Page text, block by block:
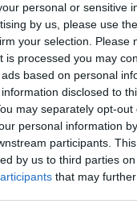
personal or sensitive
by us, please use
your selection. Please
is processed you may
based on personal
disclosed to
may separately opt-
personal information
participants.
by us to third parties
that may
τα στοιχεία
επικαιροποιούνται
των τελικών
Ενότητες, και θα
για την πλήρη
παραγωγών και